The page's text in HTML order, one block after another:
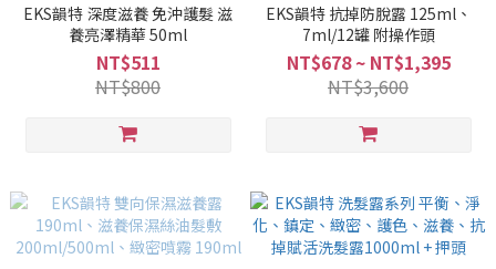
EKS韻特 深度滋養 免沖護髮 滋
養亮澤精華 50ml
NT$511
NT$800
EKS韻特 抗掉防脫露 125ml、
7ml/12罐 附操作頭
NT$678 ~ NT$1,395
NT$3,600